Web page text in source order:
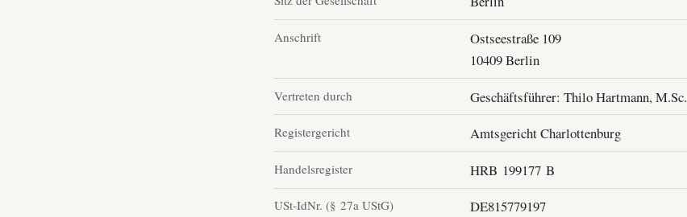
Anschrift
Ostseestraße 109
10409 Berlin
Vertreten durch Geschäftsführer: Thilo Hartmann, M.Sc.
Registergericht Amtsgericht Charlottenburg
Handelsregister HRB 199177 B
USt-IdNr. (§ 27a UStG) DE815779197